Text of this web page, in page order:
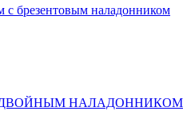
брезентовым наладонником
ДВОЙНЫМ НАЛАДОННИКОМ